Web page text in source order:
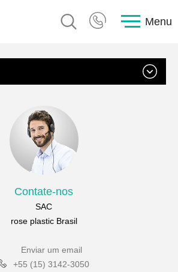
Menu
Contate-nos
SAC
rose plastic Brasil
Enviar um email
+55 (15) 3142-3050